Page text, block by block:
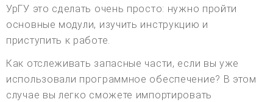
УрГУ это сделать очень просто: нужно пройти
основные модули, изучить инструкцию и
приступить к работе.
Как отслеживать запасные части, если вы уже
использовали программное обеспечение? В этом
случае вы легко сможете импортировать